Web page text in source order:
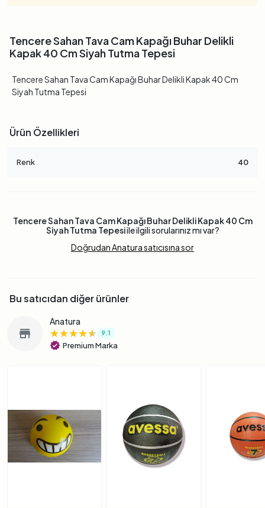
Tencere Sahan Tava Cam Kapağı Buhar Delikli
Kapak 40 Cm Siyah Tutma Tepesi
Tencere Sahan Tava Cam Kapağı Buhar Delikli Kapak 40 Cm
Siyah Tutma Tepesi
Ürün Özellikleri
Renk 40
Tencere Sahan Tava Cam Kapağı Buhar Delikli Kapak 40 Cm
Siyah Tutma Tepesiile ilgili sorularınız mı var?
Doğrudan Anatura satıcısına sor
Bu satıcıdan diğer ürünler
store
Anatura
★★★★★
★★★★★
★★★★★ 9.1
verified Premium Marka